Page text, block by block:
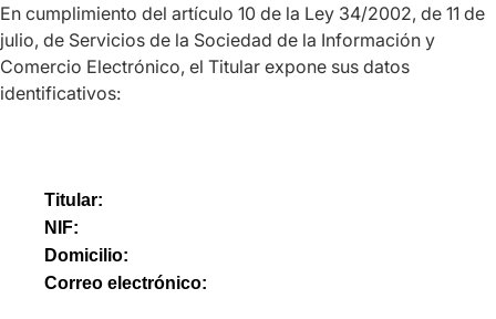
En cumplimiento del artículo 10 de la Ley 34/2002, de 11 de
julio, de Servicios de la Sociedad de la Información y
Comercio Electrónico, el Titular expone sus datos
identificativos:
Titular:
NIF:
Domicilio:
Correo electrónico: